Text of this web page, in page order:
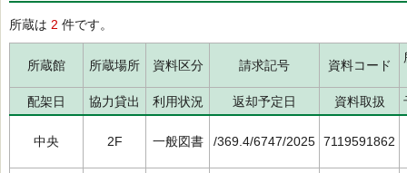
所蔵は 2 件です。
所蔵館 所蔵場所 資料区分 請求記号 資料コード
配架日 協力貸出 利用状況 返却予定日 資料取扱
中央 2F 一般図書 /369.4/6747/2025 7119591862